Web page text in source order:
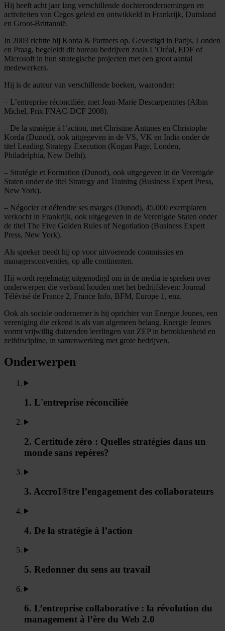
Hij heeft acht jaar lang verschillende dochterondernemingen en
activiteiten van Cegos geleid en ontwikkeld in Frankrijk, Duitsland
en Groot-Brittannië.
In 2003 richtte hij Korda & Partners op. Gevestigd in Parijs, Londen
en Praag, begeleidt dit bureau bedrijven zoals L’Oréal, EDF of
Microsoft in hun strategische projecten met een groot aantal
medewerkers.
Hij is de auteur van verschillende boeken, waaronder:
– L’entreprise réconciliée, met Jean-Marie Descarpentries (Albin
Michel, Prix FNAC-DCF 2008).
– De la stratégie à l’action, met Christine Antunes en Christophe
Korda (Dunod), ook uitgegeven in de VS, VK en India onder de
titel Leading Strategy Execution (Kogan Page, Londen,
Philadelphia, New Delhi).
– Stratégie et Formation (Dunod), ook uitgegeven in de Verenigde
Staten onder de titel Strategy and Training (Business Expert Press,
New York).
– Négocier et défendre ses marges (Dunod), 45.000 exemplaren
verkocht in Frankrijk, ook uitgegeven in de Verenigde Staten onder
de titel The Five Golden Rules of Negotiation (Business Expert
Press, New York).
Als spreker treedt hij op voor uitvoerende commissies en
managersconventies, op alle continenten.
Hij wordt regelmatig uitgenodigd om in de media te spreken over
onderwerpen die verband houden met het bedrijfsleven: Journal
Télévisé de France 2, France Info, BFM, Europe 1, enz.
Ook als sociale ondernemer is hij oprichter van Energie Jeunes, een
vereniging die erkend is als van algemeen belang. Energie Jeunes
vormt vrijwillig duizenden leerlingen van ZEP in betrokkenheid en
zelfdiscipline, in samenwerking met grote bedrijven.
Onderwerpen
1. L'entreprise réconciliée
2. Certitude zéro : Quelles stratégies dans un
monde sans repères?
3. AccroI®tre l’engagement des collaborateurs
4. De la stratégie à l’action
5. Redonner du sens au travail
6. L’entreprise collaborative : la révolution du
management à l’ère du Web 2.0